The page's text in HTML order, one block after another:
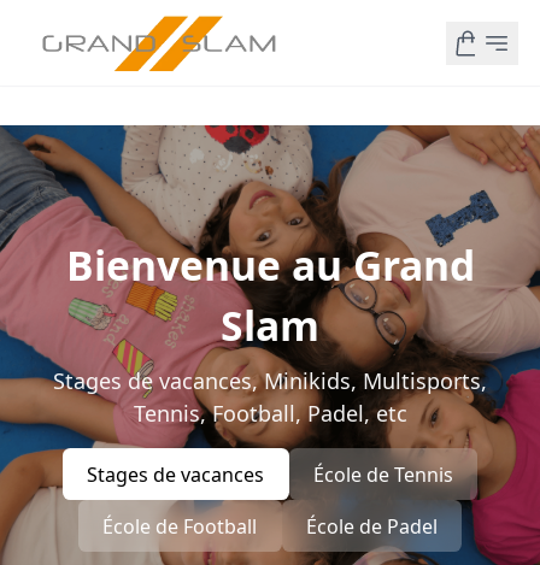
Bienvenue au Grand
Slam
Stages de vacances, Minikids, Multisports,
Tennis, Football, Padel, etc
Stages de vacances
École de Tennis
École de Football
École de Padel